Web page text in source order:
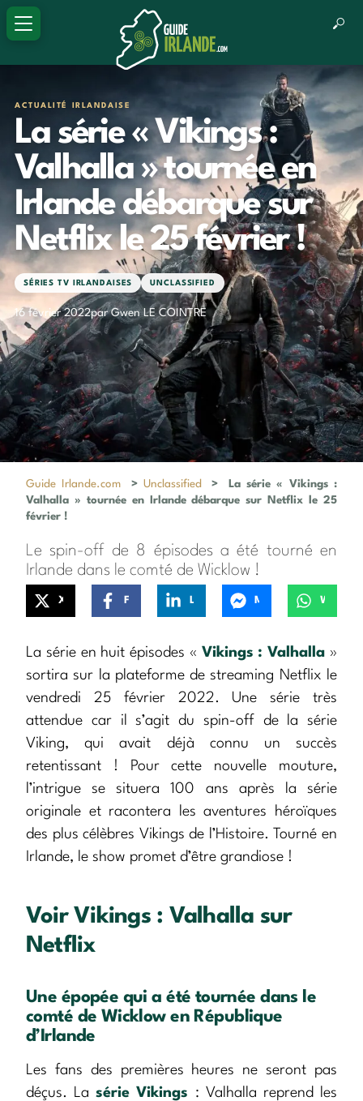
ACTUALITÉ IRLANDAISE
La série « Vikings :
Valhalla » tournée en
Irlande débarque sur
Netflix le 25 février !
SÉRIES TV IRLANDAISES UNCLASSIFIED
16 février 2022par Gwen LE COINTRE
Guide Irlande.com >Unclassified >
La série « Vikings :
Valhalla » tournée en Irlande débarque sur Netflix le 25
février !
Le spin-off de 8 épisodes a été tourné en
Irlande dans le comté de Wicklow !
La série en huit épisodes « Vikings : Valhalla »
sortira sur la plateforme de streaming Netflix le
vendredi 25 février 2022. Une série très
attendue car il s’agit du spin-off de la série
Viking, qui avait déjà connu un succès
retentissant ! Pour cette nouvelle mouture,
l’intrigue se situera 100 ans après la série
originale et racontera les aventures héroïques
des plus célèbres Vikings de l’Histoire. Tourné en
Irlande, le show promet d’être grandiose !
Voir Vikings : Valhalla sur
Netflix
Une épopée qui a été tournée dans le
comté de Wicklow en République
d’Irlande
Les fans des premières heures ne seront pas
déçus. Lasérie Vikings : Valhalla reprend les